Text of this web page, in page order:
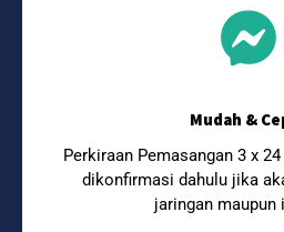
Mudah &
Perkiraan Pemasangan 3 x
dikonfirmasi dahulu jika
jaringan maupun